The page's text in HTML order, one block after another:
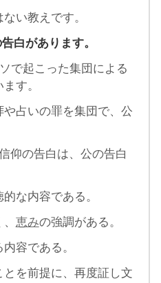
教えです。
白があります。
で起こった集団による
す。
いの罪を集団で、公
仰の告白は、公の告白
内容である。
恵みの強調がある。
容である。
を前提に、再度証し文